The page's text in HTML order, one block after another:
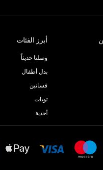
أبرز الفئات
وصلنا حديثاً
بدل أطفال
فساتين
توبات
أحذية